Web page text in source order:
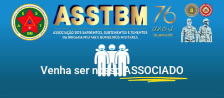
Venha ser nosso ASSOCIADO